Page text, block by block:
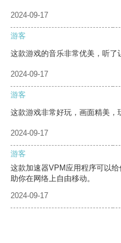
2024-09-17
游客
这款游戏的音乐非常优美，听了
2024-09-17
游客
这款游戏非常好玩，画面精美，
2024-09-17
游客
这款加速器VPM应用程序可以
助你在网络上自由移动。
2024-09-17